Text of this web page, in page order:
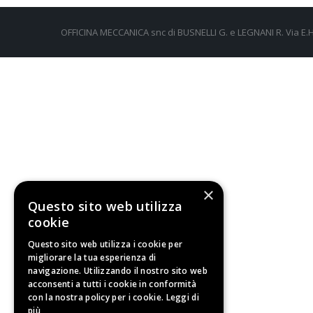
OFFICINA MECCANICA snc di BUSNELLI G. e LEGNANI R.
×
Questo sito web utilizza
cookie
Questo sito web utilizza i cookie per
migliorare la tua esperienza di
navigazione. Utilizzando il nostro sito web
acconsenti a tutti i cookie in conformità
con la nostra policy per i cookie. Leggi di
più